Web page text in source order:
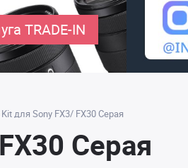
TRADE-IN
для Sony FX3/ FX30 Серая
Серая